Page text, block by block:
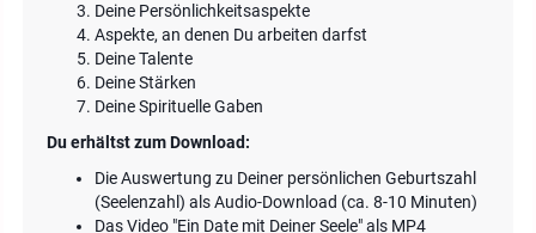
Deine Persönlichkeitsaspekte
Aspekte, an denen Du arbeiten darfst
Deine Talente
Deine Stärken
Deine Spirituelle Gaben
Du erhältst zum Download:
Die Auswertung zu Deiner persönlichen Geburtszahl
(Seelenzahl) als Audio-Download (ca. 8-10 Minuten)
Das Video "Ein Date mit Deiner Seele" als MP4